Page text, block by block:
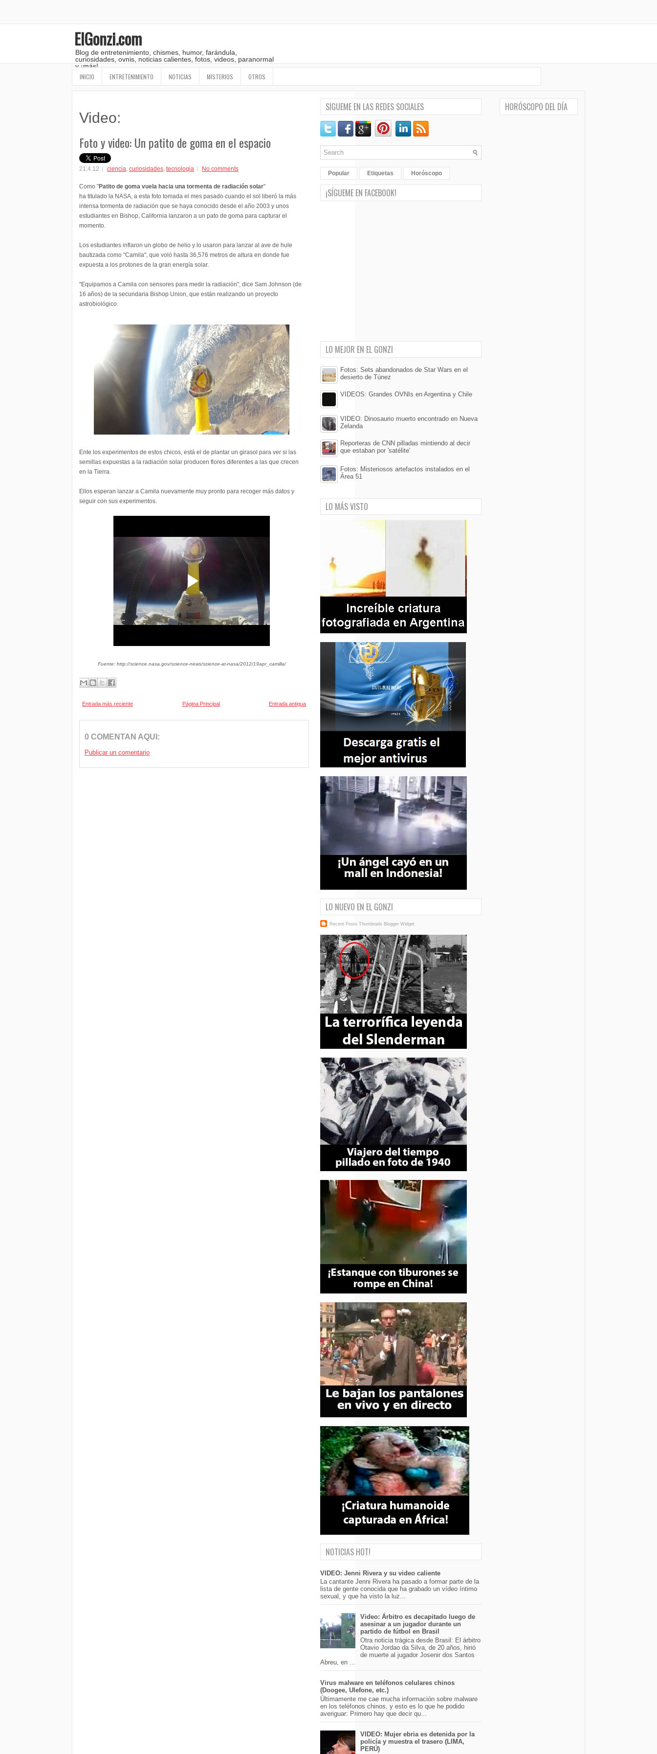
ElGonzi.com
Blog de entretenimiento, chismes, humor, farándula,
curiosidades, ovnis, noticias calientes, fotos, videos, paranormal
y ¡más!
INICIO ENTRETENIMIENTO NOTICIAS MISTERIOS OTROS
Video:
Foto y video: Un patito de goma en el espacio
21.4.12 ciencia, curiosidades, tecnologia No comments
Como "Patito de goma vuela hacia una tormenta de radiación solar"
ha titulado la NASA, a esta foto tomada el mes pasado cuando el sol liberó la más
intensa tormenta de radiación que se haya conocido desde el año 2003 y unos
estudiantes en Bishop, California lanzaron a un pato de goma para capturar el
momento.
Los estudiantes inflaron un globo de helio y lo usaron para lanzar al ave de hule
bautizada como "Camila", que voló hasta 36,576 metros de altura en donde fue
expuesta a los protones de la gran energía solar.
"Equipamos a Camila con sensores para medir la radiación", dice Sam Johnson (de
16 años) de la secundaria Bishop Union, que están realizando un proyecto
astrobiológico.
Ente los experimentos de estos chicos, está el de plantar un girasol para ver si las
semillas expuestas a la radiación solar producen flores diferentes a las que crecen
en la Tierra.
Ellos esperan lanzar a Camila nuevamente muy pronto para recoger más datos y
seguir con sus experimentos.
Fuente: http://science.nasa.gov/science-news/science-at-nasa/2012/19apr_camilla/
Entrada más reciente Entrada antigua
Página Principal
0 COMENTAN AQUI:
Publicar un comentario
SIGUEME EN LAS REDES SOCIALES
Popular Etiquetas Horóscopo
¡SÍGUEME EN FACEBOOK!
LO MEJOR EN EL GONZI
Fotos: Sets abandonados de Star Wars en el
desierto de Túnez
VIDEOS: Grandes OVNIs en Argentina y Chile
VIDEO: Dinosaurio muerto encontrado en Nueva
Zelanda
Reporteras de CNN pilladas mintiendo al decir
que estaban por 'satélite'
Fotos: Misteriosos artefactos instalados en el
Área 51
LO MÁS VISTO
LO NUEVO EN EL GONZI
Recent Posts Thumbnails Blogger Widget
NOTICIAS HOT!
VIDEO: Jenni Rivera y su video caliente
La cantante Jenni Rivera ha pasado a formar parte de la
lista de gente conocida que ha grabado un vídeo íntimo
sexual, y que ha visto la luz...
Video: Árbitro es decapitado luego de
asesinar a un jugador durante un
partido de fútbol en Brasil
Otra noticia trágica desde Brasil: El árbitro
Otavio Jordao da Silva, de 20 años, hirió
de muerte al jugador Josenir dos Santos
Abreu, en ...
Virus malware en teléfonos celulares chinos
(Doogee, Ulefone, etc.)
Últimamente me cae mucha información sobre malware
en los teléfonos chinos, y esto es lo que he podido
averiguar: Primero hay que decir qu...
VIDEO: Mujer ebria es detenida por la
policía y muestra el trasero (LIMA,
PERÚ)
HORÓSCOPO DEL DÍA